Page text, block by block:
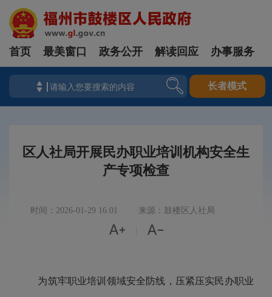
首页 最美窗口 政务公开 解读回应 办事服务
长者模式
区人社局开展民办职业培训机构安全生
产专项检查
时间：2026-01-29 16:01 来源：鼓楼区人社局
 
为筑牢职业培训领域安全防线，压紧压实民办职业